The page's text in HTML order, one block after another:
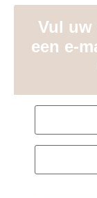
Vul uw
een e-